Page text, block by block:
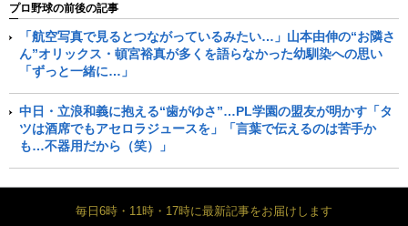
プロ野球の前後の記事
「航空写真で見るとつながっているみたい…」山本由伸の“お隣さ
ん”オリックス・頓宮裕真が多くを語らなかった幼馴染への思い
「ずっと一緒に…」
中日・立浪和義に抱える“歯がゆさ”…PL学園の盟友が明かす「タ
ツは酒席でもアセロラジュースを」「言葉で伝えるのは苦手か
も…不器用だから（笑）」
毎日6時・11時・17時に最新記事をお届けします